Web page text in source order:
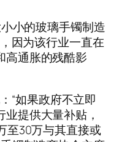
小的玻璃手镯制造
因为该行业一直在
高通胀的残酷影
“如果政府不立即
提供大量补贴，
至30万与其直接或